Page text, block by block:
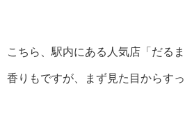
こちら、駅内にある人気店「だるま
香りもですが、まず見た目からす